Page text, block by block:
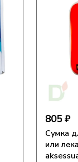
805 ₽
Сумка
или